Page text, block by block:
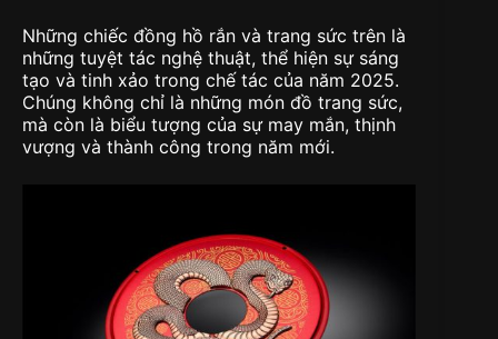
Những chiếc đồng hồ rắn và trang sức trên là
những tuyệt tác nghệ thuật, thể hiện sự sáng
tạo và tinh xảo trong chế tác của năm 2025.
Chúng không chỉ là những món đồ trang sức,
mà còn là biểu tượng của sự may mắn, thịnh
vượng và thành công trong năm mới.